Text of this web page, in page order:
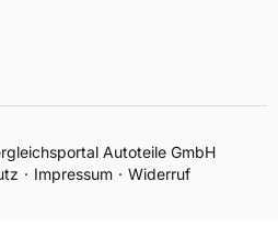
Autoteile GmbH
Impressum Widerruf